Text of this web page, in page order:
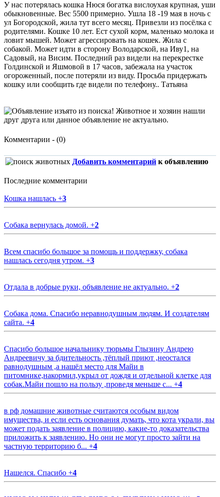
У нас потерялась кошка Нюся богатка вислоухая крупная, уши
обыкновенные. Вес 5500 примерно. Ушла 18 -19 мая в ночь с
ул Богородской, жила тут всего месяц. Привезли из посёлка с
родителями. Кошке 10 лет. Ест сухой корм, маленько молока и
ловит мышей. Может агрессировать на кошек. Жила с
собакой. Может идти в сторону Володарской, на Иву1, на
Садовый, на Висим. Последний раз видели на перекрестке
Голдинской и Яшмовой в 17 часов, забежала на участок
огороженный, после потеряли из виду. Просьба придержать
кошку или сообщить где видели по телефону.. Татьяна
Комментарии - (0)
Добавить комментарий к объявлению
Последние комментарии
Кошка нашлась +3
Собака вернулась домой. +2
Всем спасибо большое за помощь и поддержку, собака
нашлась сегодня утром. +3
Отдала в добрые руки, объявление не актуально. +2
Собака дома. Спасибо неравнодушным людям. И создателям
сайта. +4
Спасибо большое начальнику тюрьмы Глызину Андрею
Андреевичу за бдительность ,тёплый приют ,неостался
равнодушным ,а нашёл место для Майи в
питомнике,накормил,укрыл от дождя и отдельной клетке для
собак.Майи пошло на пользу ,проведя меньше с... +4
в рф домашние животные считаются особым видом
имущества, и если есть основания думать, что кота украли, вы
может подать заявление в полицию, какие-то доказательства
приложить к заявлению. Но они не могут просто зайти на
частную территорию б... +4
Нашелся. Спасибо +4